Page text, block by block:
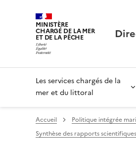
MINISTÈRE
CHARGÉ DE LA MER
ET DE LA PÊCHE
Les services chargés de la
mer et du littoral
Accueil Politique intégrée
Synthèse des rapports scientifiques